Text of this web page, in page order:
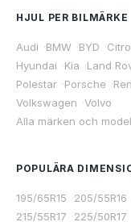
HJUL PER BILMÄRKE
Audi ·BMW ·BYD ·
Hyundai ·Kia ·Land
Polestar ·Porsche ·
Volkswagen ·Volvo
Alla märken och
POPULÄRA
195/65R15 ·205/55R16
215/55R17 ·225/50R17